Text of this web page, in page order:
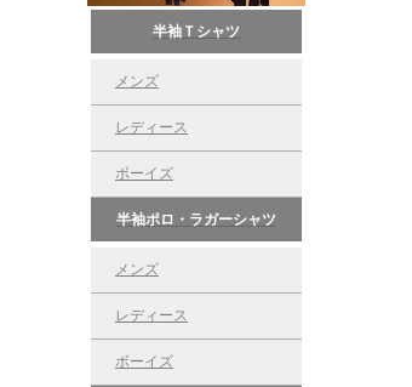
半袖Ｔシャツ
メンズ
レディース
ボーイズ
半袖ポロ・ラガーシャツ
メンズ
レディース
ボーイズ